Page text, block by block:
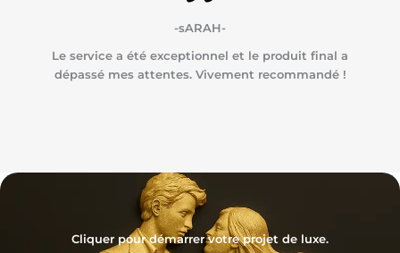
-sARAH-
Le service a été exceptionnel et le produit final a
dépassé mes attentes. Vivement recommandé !
Cliquer pour démarrer votre projet de luxe.